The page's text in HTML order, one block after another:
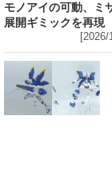
モノアイの可動、ミ
展開ギミックを再現